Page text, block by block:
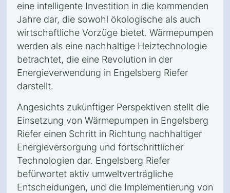
eine intelligente Investition in die kommenden
Jahre dar, die sowohl ökologische als auch
wirtschaftliche Vorzüge bietet. Wärmepumpen
werden als eine nachhaltige Heiztechnologie
betrachtet, die eine Revolution in der
Energieverwendung in Engelsberg Riefer
darstellt.
Angesichts zukünftiger Perspektiven stellt die
Einsetzung von Wärmepumpen in Engelsberg
Riefer einen Schritt in Richtung nachhaltiger
Energieversorgung und fortschrittlicher
Technologien dar. Engelsberg Riefer
befürwortet aktiv umweltverträgliche
Entscheidungen, und die Implementierung von